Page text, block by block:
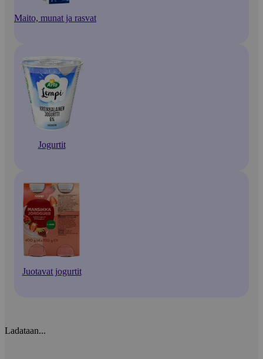
Maito, munat ja rasvat
Jogurtit
Juotavat jogurtit
Ladataan...